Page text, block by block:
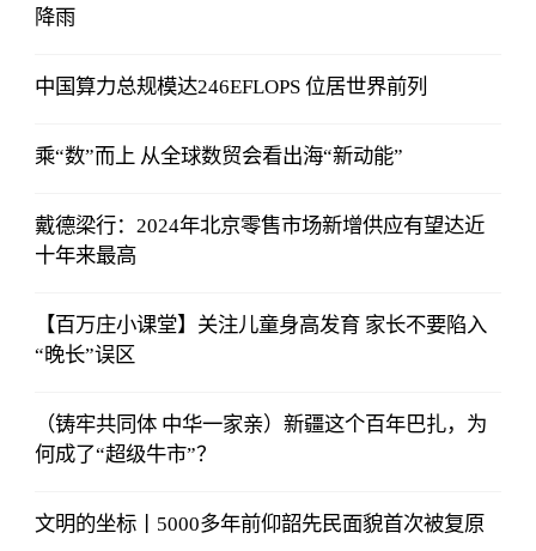
降雨
中国算力总规模达246EFLOPS 位居世界前列
乘“数”而上 从全球数贸会看出海“新动能”
戴德梁行：2024年北京零售市场新增供应有望达近
十年来最高
【百万庄小课堂】关注儿童身高发育 家长不要陷入
“晚长”误区
（铸牢共同体 中华一家亲）新疆这个百年巴扎，为
何成了“超级牛市”？
文明的坐标丨5000多年前仰韶先民面貌首次被复原